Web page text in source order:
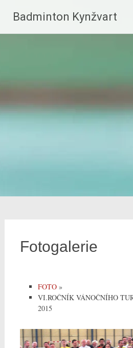
Badminton Kynžvart
Fotogalerie
FOTO »
VI.ROČNÍK VÁNOČNÍHO
2015